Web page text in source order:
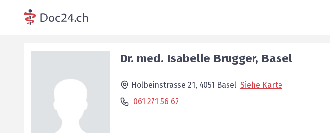
Dr. med. Isabelle Brugger, Basel
Holbeinstrasse 21, 4051 Basel Siehe Karte
061 271 56 67